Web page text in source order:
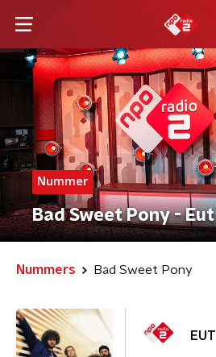
Nummer
Bad Sweet Pony - Eut
Nummers Bad Sweet Pony
EUT